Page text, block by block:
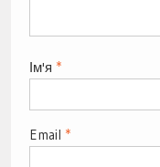
Ім'я *
Email *